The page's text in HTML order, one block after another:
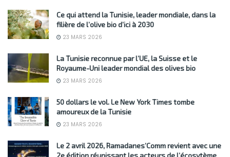
Ce qui attend la Tunisie, leader mondiale, dans la
filière de l’olive bio d’ici à 2030
23 MARS 2026
La Tunisie reconnue par l’UE, la Suisse et le
Royaume-Uni leader mondial des olives bio
23 MARS 2026
50 dollars le vol. Le New York Times tombe
amoureux de la Tunisie
23 MARS 2026
Le 2 avril 2026, Ramadanes’Comm revient avec une
2e édition réunissant les acteurs de l’écosytème